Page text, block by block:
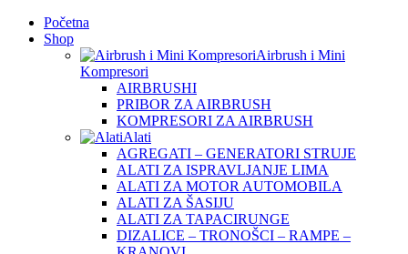
Početna
Shop
Airbrush i Mini
Kompresori
AIRBRUSHI
PRIBOR ZA AIRBRUSH
KOMPRESORI ZA AIRBRUSH
Alati
AGREGATI – GENERATORI STRUJE
ALATI ZA ISPRAVLJANJE LIMA
ALATI ZA MOTOR AUTOMOBILA
ALATI ZA ŠASIJU
ALATI ZA TAPACIRUNGE
DIZALICE – TRONOŠCI – RAMPE –